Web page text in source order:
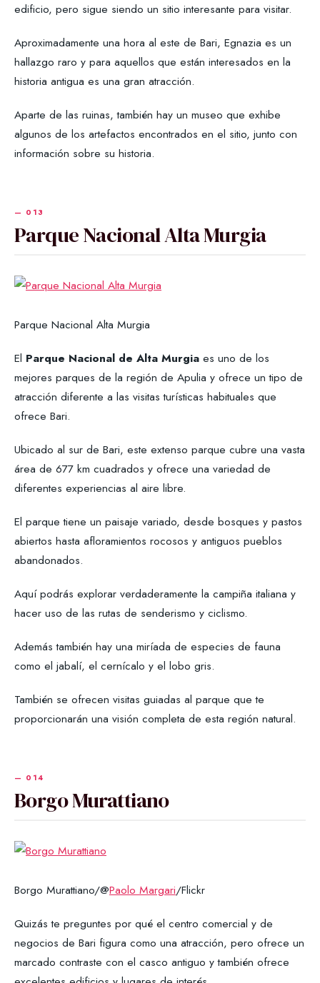
edificio, pero sigue siendo un sitio interesante para visitar.
Aproximadamente una hora al este de Bari, Egnazia es un
hallazgo raro y para aquellos que están interesados ​​en la
historia antigua es una gran atracción.
Aparte de las ruinas, también hay un museo que exhibe
algunos de los artefactos encontrados en el sitio, junto con
información sobre su historia.
Parque Nacional Alta Murgia
Parque Nacional Alta Murgia
El Parque Nacional de Alta Murgia es uno de los
mejores parques de la región de Apulia y ofrece un tipo de
atracción diferente a las visitas turísticas habituales que
ofrece Bari.
Ubicado al sur de Bari, este extenso parque cubre una vasta
área de 677 km cuadrados y ofrece una variedad de
diferentes experiencias al aire libre.
El parque tiene un paisaje variado, desde bosques y pastos
abiertos hasta afloramientos rocosos y antiguos pueblos
abandonados.
Aquí podrás explorar verdaderamente la campiña italiana y
hacer uso de las rutas de senderismo y ciclismo.
Además también hay una miríada de especies de fauna
como el jabalí, el cernícalo y el lobo gris.
También se ofrecen visitas guiadas al parque que te
proporcionarán una visión completa de esta región natural.
Borgo Murattiano
Borgo Murattiano/@Paolo Margari/Flickr
Quizás te preguntes por qué el centro comercial y de
negocios de Bari figura como una atracción, pero ofrece un
marcado contraste con el casco antiguo y también ofrece